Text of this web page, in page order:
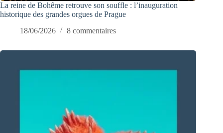
La reine de Bohême retrouve son souffle : l’inauguration
historique des grandes orgues de Prague
18/06/2026
8 commentaires